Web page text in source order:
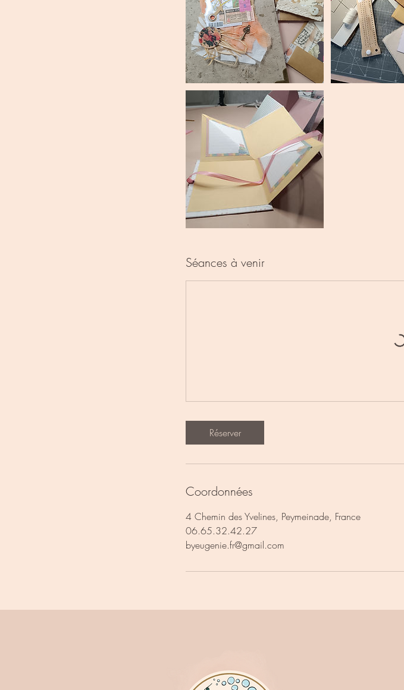
Séances à venir
Réserver
Coordonnées
4 Chemin des Yvelines, Peymeinade, France
06.65.32.42.27
byeugenie.fr@gmail.com